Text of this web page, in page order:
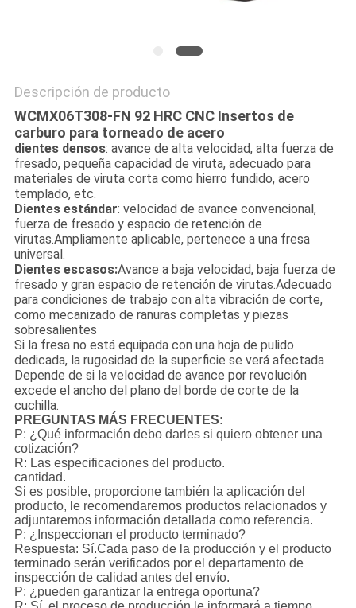
Descripción de producto
WCMX06T308-FN 92 HRC CNC Insertos de
carburo para torneado de acero
dientes densos: avance de alta velocidad, alta fuerza de
fresado, pequeña capacidad de viruta, adecuado para
materiales de viruta corta como hierro fundido, acero
templado, etc.
Dientes estándar: velocidad de avance convencional,
fuerza de fresado y espacio de retención de
virutas.Ampliamente aplicable, pertenece a una fresa
universal.
Dientes escasos:Avance a baja velocidad, baja fuerza de
fresado y gran espacio de retención de virutas.Adecuado
para condiciones de trabajo con alta vibración de corte,
como mecanizado de ranuras completas y piezas
sobresalientes
Si la fresa no está equipada con una hoja de pulido
dedicada, la rugosidad de la superficie se verá afectada
Depende de si la velocidad de avance por revolución
excede el ancho del plano del borde de corte de la
cuchilla.
PREGUNTAS MÁS FRECUENTES:
P: ¿Qué información debo darles si quiero obtener una
cotización?
R: Las especificaciones del producto.
cantidad.
Si es posible, proporcione también la aplicación del
producto, le recomendaremos productos relacionados y
adjuntaremos información detallada como referencia.
P: ¿Inspeccionan el producto terminado?
Respuesta: Sí.Cada paso de la producción y el producto
terminado serán verificados por el departamento de
inspección de calidad antes del envío.
P: ¿pueden garantizar la entrega oportuna?